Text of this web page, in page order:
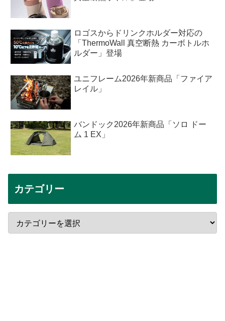
ロゴスからドリンクホルダー対応の
「ThermoWall 真空断熱 カーボトルホ
ルダー」登場
ユニフレーム2026年新商品「ファイア
レイル」
バンドック2026年新商品「ソロ ドー
ム 1 EX」
カテゴリー